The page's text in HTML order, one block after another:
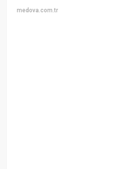
medova.com.tr